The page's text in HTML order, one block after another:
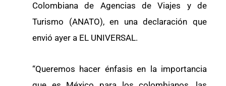
Colombiana de Agencias de Viajes y de
Turismo (ANATO), en una declaración que
envió ayer a EL UNIVERSAL.
“Queremos hacer énfasis en la importancia